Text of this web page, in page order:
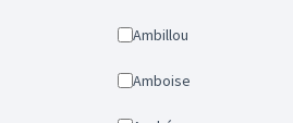
Ambillou
Amboise